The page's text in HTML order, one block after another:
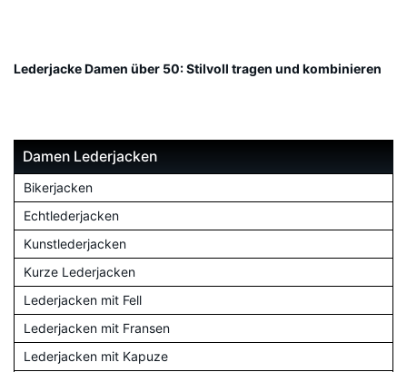
Lederjacke Damen über 50: Stilvoll tragen und kombinieren
Damen Lederjacken
Bikerjacken
Echtlederjacken
Kunstlederjacken
Kurze Lederjacken
Lederjacken mit Fell
Lederjacken mit Fransen
Lederjacken mit Kapuze